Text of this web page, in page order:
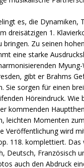
es, die Dynamiken,
dreisätzigen 1.
bringen. Zu seinen
eine starke
gibt er Brahms
Sie sorgen für einen
Höreindruck. Wie
kommenden
leichten Momenten
Veröffentlichung wird
118. komplettiert. Das
Deutsch, Französisch
auch den Abdruck